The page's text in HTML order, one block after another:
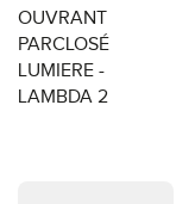
OUVRANT
PARCLOSÉ
LUMIERE -
LAMBDA 2